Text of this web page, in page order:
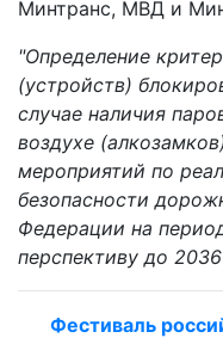
Минтранс, МВД и
"Определение
(устройств)
случае наличия
воздухе
мероприятий по
безопасности
Федерации на
перспективу до
Фестиваль